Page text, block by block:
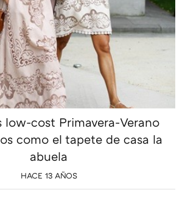
low-cost Primavera-Verano
como el tapete de casa la
abuela
HACE 13 AÑOS